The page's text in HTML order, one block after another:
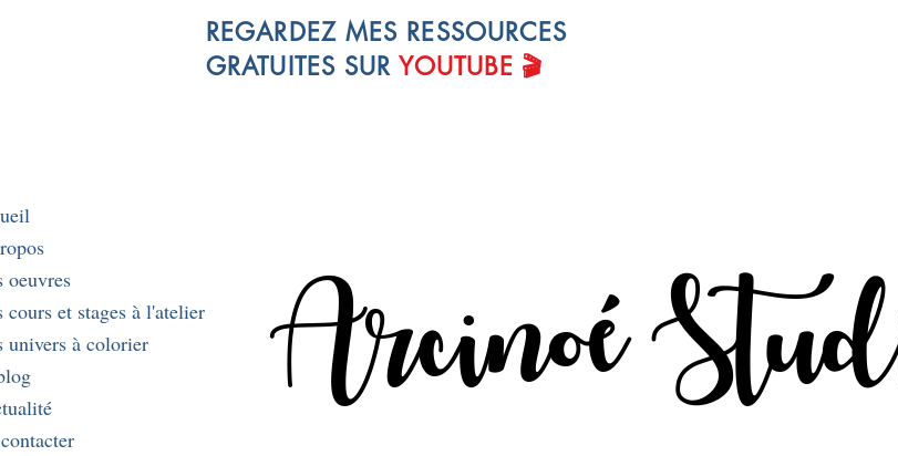
REGARDEZ MES RESSOURCES
GRATUITES SURYOUTUBE 🎬
oeuvres
cours et stages à l'atelier
univers à colorier
Arcinoé